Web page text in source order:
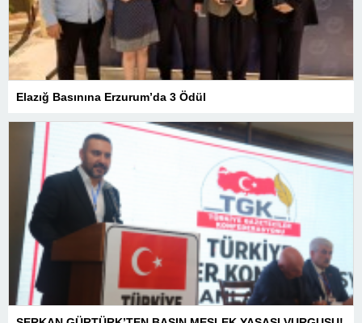
Elazığ Basınına Erzurum’da 3 Ödül